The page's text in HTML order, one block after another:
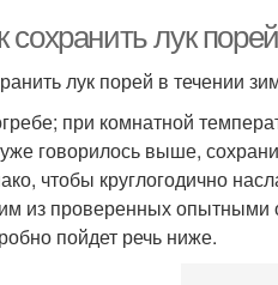
сохранить лук
лук порей в течении
при комнатной
говорилось выше,
чтобы круглогодично
из проверенных опытными
пойдет речь ниже.